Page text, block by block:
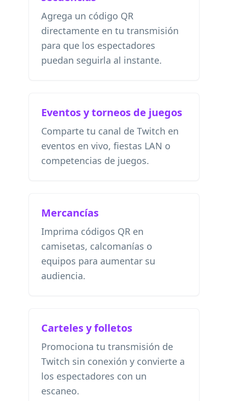
Agrega un código QR
directamente en tu transmisión
para que los espectadores
puedan seguirla al instante.
Eventos y torneos de juegos
Comparte tu canal de Twitch en
eventos en vivo, fiestas LAN o
competencias de juegos.
Mercancías
Imprima códigos QR en
camisetas, calcomanías o
equipos para aumentar su
audiencia.
Carteles y folletos
Promociona tu transmisión de
Twitch sin conexión y convierte a
los espectadores con un
escaneo.